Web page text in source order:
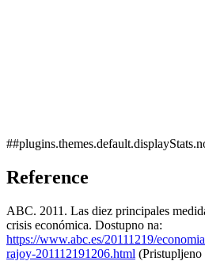
Reference
ABC. 2011. Las diez principales
crisis económica. Dostupno na:
https://www.abc.es/20111219/
rajoy-201112191206.html